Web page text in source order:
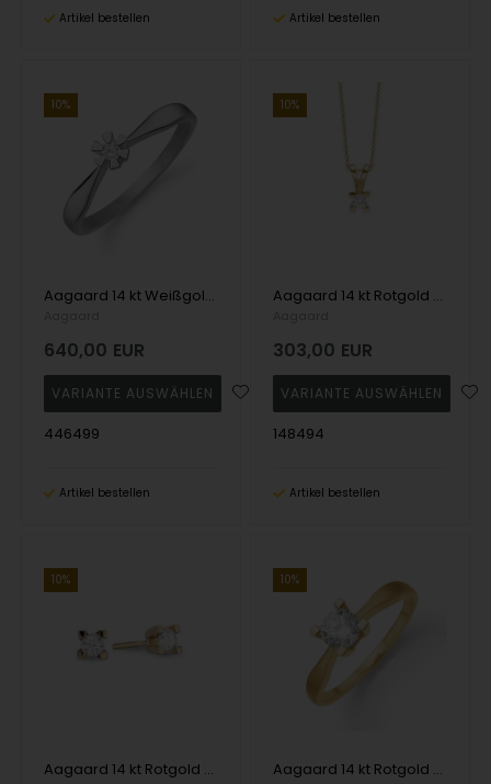
Artikel bestellen Artikel bestellen
10%
Aagaard 14 kt Weißgold Eternity 6-fach Fingerring 1 x 0,05 - 1,00 ct Diamanten
640,00 EUR
446499
Artikel bestellen
10%
Aagaard 14 kt Rotgold Eternity 4-Greifer-Anhänger mit 1 x 0,05 - 1,00 ct Diamanten
303,00 EUR
148494
Artikel bestellen
10%
Aagaard 14 kt Rotgold Eternity 4 Ohrstecker mit 2 x 0,05 - 1,00 ct Diamanten
10%
Aagaard 14 kt Rotgold Ewigkeitsring mit 4 Fingern 1 x 0,05 - 1,00 ct Diamanten